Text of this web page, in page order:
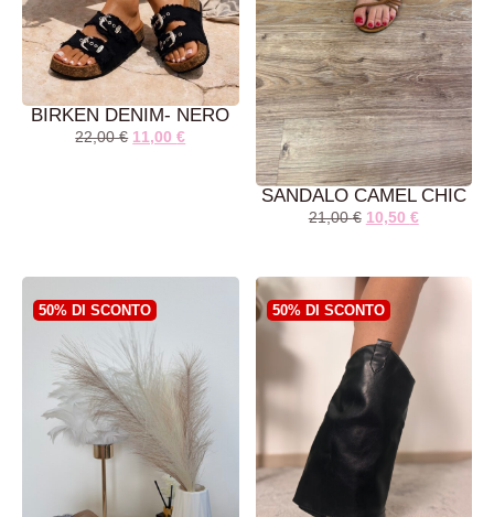
BIRKEN DENIM- NERO
22,00€ 11,00€
SANDALO CAMEL CHIC
21,00€ 10,50 €
CARRELLO
50% DI SCONTO 50% DI SCONTO